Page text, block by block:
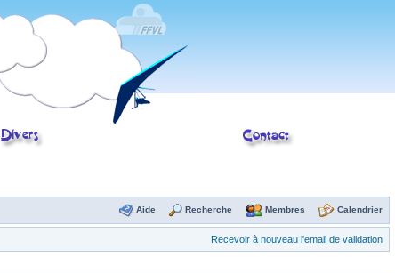
Aide Recherche Membres Calendrier
Recevoir à nouveau l'email de validation